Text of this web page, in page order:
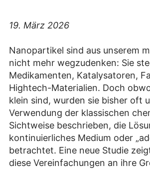
19. März 2026
Nanopartikel sind aus unserem
nicht mehr wegzudenken: Sie
Medikamenten, Katalysatoren,
Hightech-Materialien. Doch
klein sind, wurden sie bisher oft
Verwendung der klassischen
Sichtweise beschrieben, die
kontinuierliches Medium oder
betrachtet. Eine neue Studie
diese Vereinfachungen an ihre